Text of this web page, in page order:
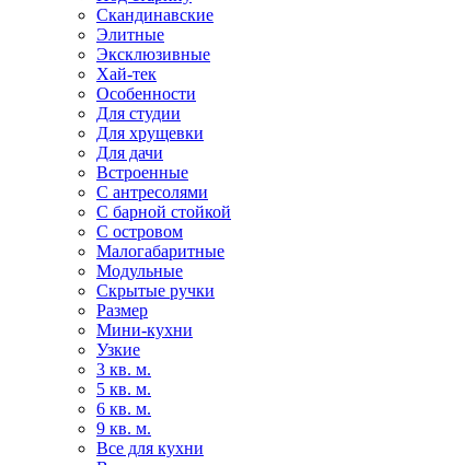
Скандинавские
Элитные
Эксклюзивные
Хай-тек
Особенности
Для студии
Для хрущевки
Для дачи
Встроенные
С антресолями
С барной стойкой
С островом
Малогабаритные
Модульные
Скрытые ручки
Размер
Мини-кухни
Узкие
3 кв. м.
5 кв. м.
6 кв. м.
9 кв. м.
Все для кухни